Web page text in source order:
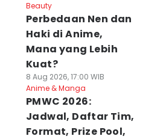
Beauty
Perbedaan Nen dan
Haki di Anime,
Mana yang Lebih
Kuat?
8 Aug 2026, 17:00 WIB
Anime & Manga
PMWC 2026:
Jadwal, Daftar Tim,
Format, Prize Pool,